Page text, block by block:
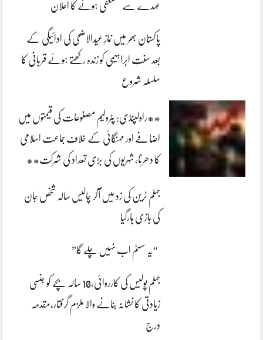
عہدے سے مستعفی ہونے کا اعلان
پاکستان بھر میں نمازِ عیدالاضحی کی ادائیگی کے
بعد سنتِ ابراہیمی کو زندہ رکھتے ہوئے قربانی کا
سلسلہ شروع
**راولپنڈی: پٹرولیم مصنوعات کی قیمتوں میں
اضافے اور مہنگائی کے خلاف جماعت اسلامی
کا دھرنا، شہریوں کی بڑی تعداد کی شرکت**
جہلم ٹرین کی زد میں آکر چالیس سالہ شخص جان
کی بازی ہارگیا
“یہ سسٹم اب نہیں چلے گا”
جہلم پولیس کی کارروائی،10 سالہ بچے کو جنسی
زیادتی کا نشانہ بنانے والا ملزم گرفتار،مقدمہ
درج